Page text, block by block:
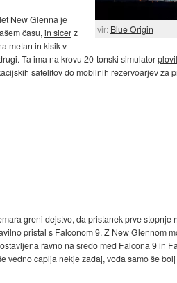
vir: Blue Origin
New Glenna je
času, in sicerz
metan in kisik v
Ta ima na krovu 20-tonski simulator
satelitov do mobilnih rezervoarjev za
greni dejstvo, da pristanek prve stopnje
pristal s Falconom 9. Z New Glennom
ravno na sredo med Falcona 9 in
vedno caplja nekje zadaj, voda samo še